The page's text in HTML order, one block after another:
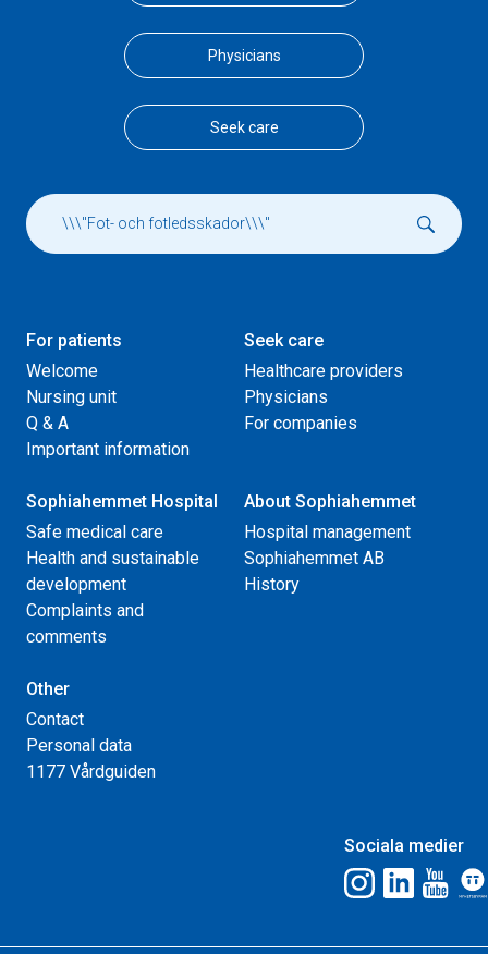
Physicians
Seek care
For patients
Welcome
Nursing unit
Q & A
Important information
Seek care
Healthcare providers
Physicians
For companies
Sophiahemmet Hospital
Safe medical care
Health and sustainable
development
Complaints and
comments
About Sophiahemmet
Hospital management
Sophiahemmet AB
History
Other
Contact
Personal data
1177 Vårdguiden
Sociala medier